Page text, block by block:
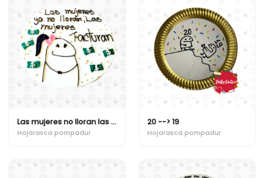
Las mujeres no lloran las mujeres facturan
Hojarasca pompadur
20 --> 19
Hojarasca pompadur